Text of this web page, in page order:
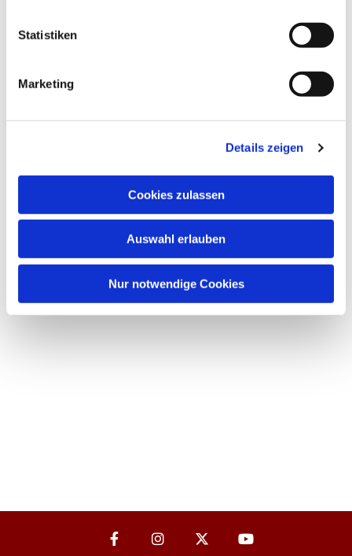
Statistiken
Marketing
Details zeigen
Cookies zulassen
Auswahl erlauben
Nur notwendige Cookies